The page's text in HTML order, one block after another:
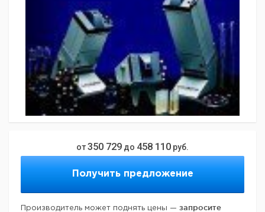
от350 729 до 458 110 руб.
Получить предложение
Производитель может поднять цены — запросите